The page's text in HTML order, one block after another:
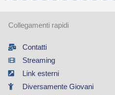
Collegamenti rapidi
Contatti
Streaming
Link esterni
Diversamente Giovani